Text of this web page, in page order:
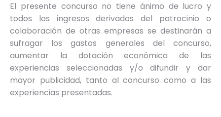
El presente concurso no tiene ánimo de lucro y
todos los ingresos derivados del patrocinio o
colaboración de otras empresas se destinarán a
sufragar los gastos generales del concurso,
aumentar la dotación económica de las
experiencias seleccionadas y/o difundir y dar
mayor publicidad, tanto al concurso como a las
experiencias presentadas.